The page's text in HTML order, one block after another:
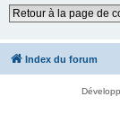
Retour à la page de
Index du forum